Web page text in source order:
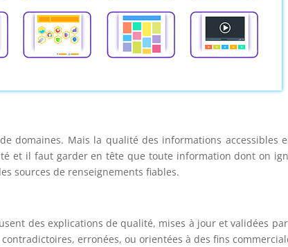
domaines. Mais la qualité des informations accessibles
et il faut garder en tête que toute information dont on
sources de renseignements fiables.
des explications de qualité, mises à jour et validées
erronées, ou orientées à des fins